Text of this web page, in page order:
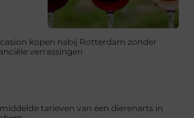
kopen nabij Rotterdam zonder
verrassingen
tarieven van een dierenarts in